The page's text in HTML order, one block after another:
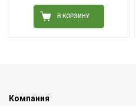
В КОРЗИНУ
Компания